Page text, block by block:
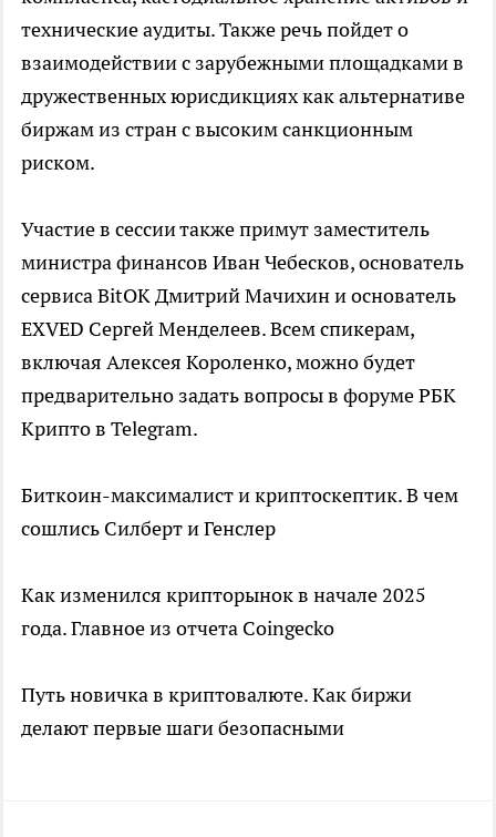
технические аудиты. Также речь пойдет о
взаимодействии с зарубежными площадками в
дружественных юрисдикциях как альтернативе
биржам из стран с высоким санкционным
риском.
Участие в сессии также примут заместитель
министра финансов Иван Чебесков, основатель
сервиса BitOK Дмитрий Мачихин и основатель
EXVED Сергей Менделеев. Всем спикерам,
включая Алексея Короленко, можно будет
предварительно задать вопросы в форуме РБК
Крипто в Telegram.
Биткоин-максималист и криптоскептик. В чем
сошлись Силберт и Генслер
Как изменился крипторынок в начале 2025
года. Главное из отчета Coingecko
Путь новичка в криптовалюте. Как биржи
делают первые шаги безопасными